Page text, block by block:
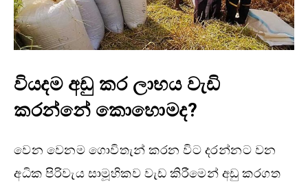
වියදම අඩු කර ලාභය වැඩි
කරන්නේ කොහොමද?
වෙන වෙනම ගොවිතැන් කරන විට දරන්නට වන
අධික පිරිවැය සාමූහිකව වැඩ කිරීමෙන් අඩු කරගත